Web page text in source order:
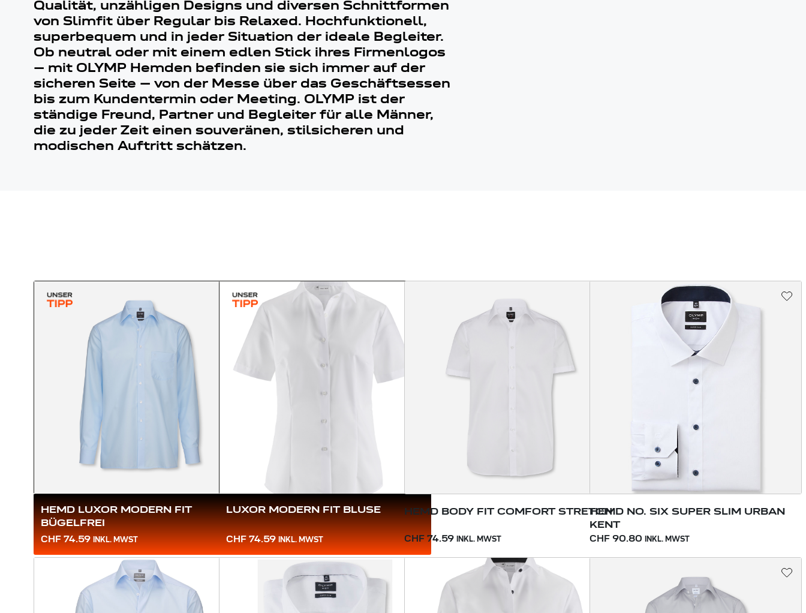
Qualität, unzähligen Designs und diversen Schnittformen
von Slimfit über Regular bis Relaxed. Hochfunktionell,
superbequem und in jeder Situation der ideale Begleiter.
Ob neutral oder mit einem edlen Stick ihres Firmenlogos
– mit OLYMP Hemden befinden sie sich immer auf der
sicheren Seite – von der Messe über das Geschäftsessen
bis zum Kundentermin oder Meeting. OLYMP ist der
ständige Freund, Partner und Begleiter für alle Männer,
die zu jeder Zeit einen souveränen, stilsicheren und
modischen Auftritt schätzen.
HEMD LUXOR MODERN FIT
BÜGELFREI
CHF 74.59 INKL. MWST
LUXOR MODERN FIT BLUSE
CHF 74.59 INKL. MWST
HEMD BODY FIT COMFORT STRETCH
CHF 74.59 INKL. MWST
HEMD NO. SIX SUPER SLIM URBAN
KENT
CHF 90.80 INKL. MWST